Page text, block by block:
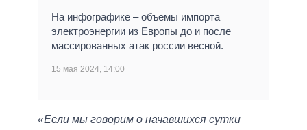
На инфографике – объемы импорта
электроэнергии из Европы до и после
массированных атак россии весной.
15 мая 2024, 14:00
«Если мы говорим о начавшихся сутки